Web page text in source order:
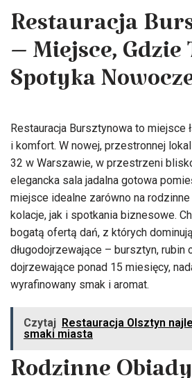
Restauracja
– Miejsce,
Spotyka
Restauracja Bursztynowa to miejsce
i komfort. W nowej, przestronnej
32 w Warszawie, w przestrzeni
elegancka sala jadalna gotowa
miejsce idealne zarówno na
kolacje, jak i spotkania biznesowe.
bogatą ofertą dań, z których
długodojrzewające – bursztyn, rubin
dojrzewające ponad 15 miesięcy,
wyrafinowany smak i aromat.
Czytaj Restauracja Olsztyn
smaki miasta